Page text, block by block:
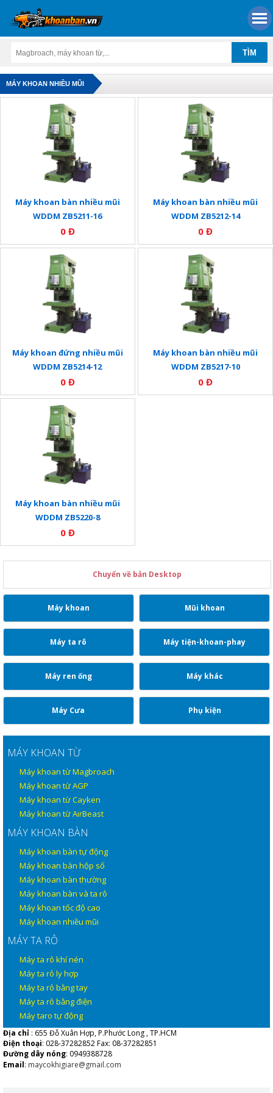
MÁY KHOAN NHIỀU MŨI
Máy khoan bàn nhiều mũi
WDDM ZB5211-16
0 Đ
Máy khoan bàn nhiều mũi
WDDM ZB5212-14
0 Đ
Máy khoan đứng nhiều mũi
WDDM ZB5214-12
0 Đ
Máy khoan bàn nhiều mũi
WDDM ZB5217-10
0 Đ
Máy khoan bàn nhiều mũi
WDDM ZB5220-8
0 Đ
Chuyển về bản Desktop
Máy khoan Mũi khoan
Máy ta rô Máy tiện-khoan-phay
Máy ren ống Máy khác
Máy Cưa Phụ kiện
MÁY KHOAN TỪ
Máy khoan từ Magbroach
Máy khoan từ AGP
Máy khoan từ Cayken
Máy khoan từ AirBeast
MÁY KHOAN BÀN
Máy khoan bàn tự động
Máy khoan bàn hộp số
Máy khoan bàn thường
Máy khoan bàn và ta rô
Máy khoan tốc độ cao
Máy khoan nhiều mũi
MÁY TA RÔ
Máy ta rô khí nén
Máy ta rô ly hợp
Máy ta rô bằng tay
Máy ta rô bằng điện
Máy taro tự động
Địa chỉ : 655 Đỗ Xuân Hợp, P.Phước Long , TP.HCM
Điện thoại: 028-37282852 Fax: 08-37282851
Đường dây nóng: 0949388728
Email: maycokhigiare@gmail.com